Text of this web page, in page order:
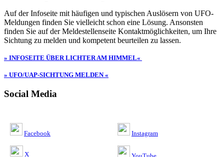
Auf der Infoseite mit häufigen und typischen Auslösern von UFO-
Meldungen finden Sie vielleicht schon eine Lösung. Ansonsten
finden Sie auf der Meldestellenseite Kontaktmöglichkeiten, um Ihre
Sichtung zu melden und kompetent beurteilen zu lassen.
» INFOSEITE ÜBER LICHTER AM HIMMEL«
» UFO/UAP-SICHTUNG MELDEN «
Social Media
Facebook
X
Instagram